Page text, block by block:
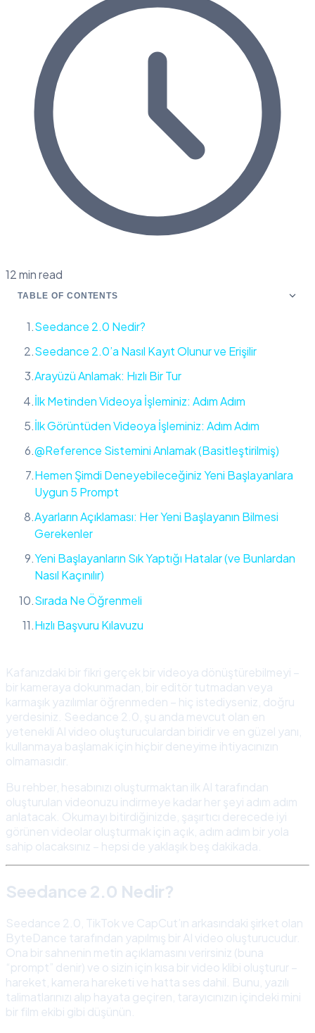
12 min read
TABLE OF CONTENTS
Seedance 2.0 Nedir?
Seedance 2.0’a Nasıl Kayıt Olunur ve Erişilir
Arayüzü Anlamak: Hızlı Bir Tur
İlk Metinden Videoya İşleminiz: Adım Adım
İlk Görüntüden Videoya İşleminiz: Adım Adım
@Reference Sistemini Anlamak (Basitleştirilmiş)
Hemen Şimdi Deneyebileceğiniz Yeni Başlayanlara
Uygun 5 Prompt
Ayarların Açıklaması: Her Yeni Başlayanın Bilmesi
Gerekenler
Yeni Başlayanların Sık Yaptığı Hatalar (ve Bunlardan
Nasıl Kaçınılır)
Sırada Ne Öğrenmeli
Hızlı Başvuru Kılavuzu
Kafanızdaki bir fikri gerçek bir videoya dönüştürebilmeyi –
bir kameraya dokunmadan, bir editör tutmadan veya
karmaşık yazılımlar öğrenmeden – hiç istediyseniz, doğru
yerdesiniz. Seedance 2.0, şu anda mevcut olan en
yetenekli AI video oluşturuculardan biridir ve en güzel yanı,
kullanmaya başlamak için hiçbir deneyime ihtiyacınızın
olmamasıdır.
Bu rehber, hesabınızı oluşturmaktan ilk AI tarafından
oluşturulan videonuzu indirmeye kadar her şeyi adım adım
anlatacak. Okumayı bitirdiğinizde, şaşırtıcı derecede iyi
görünen videolar oluşturmak için açık, adım adım bir yola
sahip olacaksınız – hepsi de yaklaşık beş dakikada.
Seedance 2.0 Nedir?
Seedance 2.0, TikTok ve CapCut’ın arkasındaki şirket olan
ByteDance tarafından yapılmış bir AI video oluşturucudur.
Ona bir sahnenin metin açıklamasını verirsiniz (buna
“prompt” denir) ve o sizin için kısa bir video klibi oluşturur –
hareket, kamera hareketi ve hatta ses dahil. Bunu, yazılı
talimatlarınızı alıp hayata geçiren, tarayıcınızın içindeki mini
bir film ekibi gibi düşünün.